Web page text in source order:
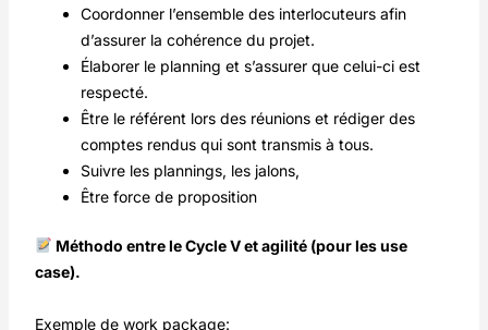
Coordonner l’ensemble des interlocuteurs afin
d’assurer la cohérence du projet.
Élaborer le planning et s’assurer que celui-ci est
respecté.
Être le référent lors des réunions et rédiger des
comptes rendus qui sont transmis à tous.
Suivre les plannings, les jalons,
Être force de proposition
Méthodo entre le Cycle V et agilité (pour les use
case).
Exemple de work package: